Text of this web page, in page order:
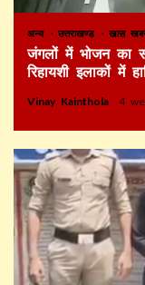
अन्य उत्तराखण्ड खास
जंगलों में भोजन का
रिहायशी इलाकों में
Vinay Kainthola 4